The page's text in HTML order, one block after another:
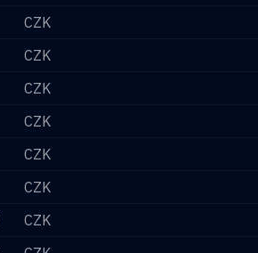
CZK
CZK
CZK
CZK
CZK
CZK
CZK